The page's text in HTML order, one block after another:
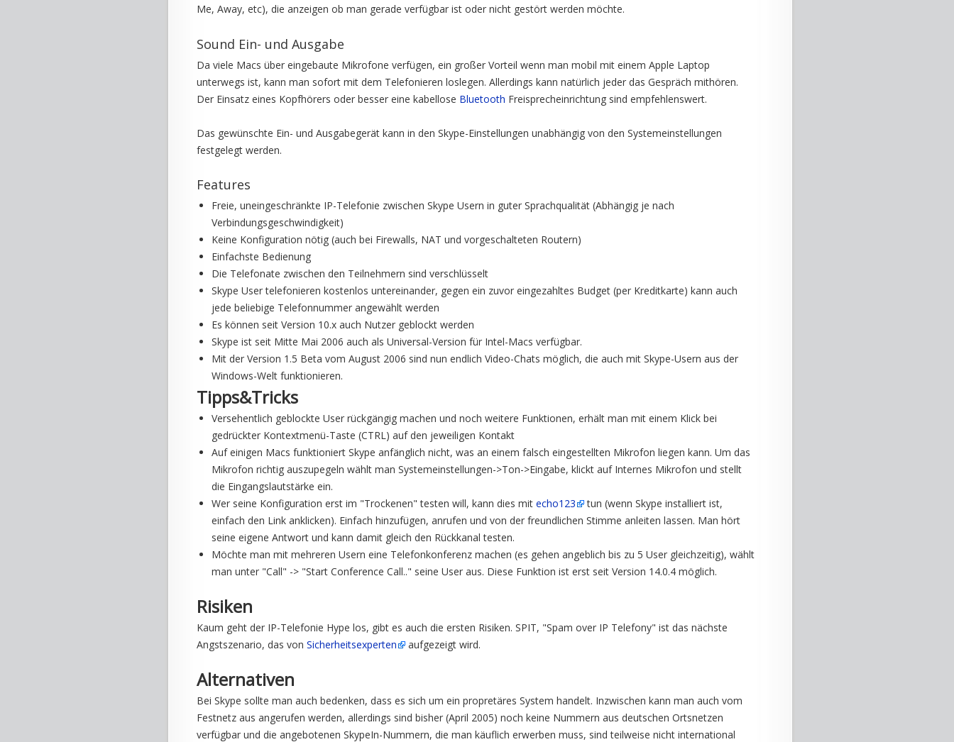
Me, Away, etc), die anzeigen ob man gerade verfügbar ist oder nicht gestört werden möchte.
Sound Ein- und Ausgabe
Da viele Macs über eingebaute Mikrofone verfügen, ein großer Vorteil wenn man mobil mit einem Apple Laptop
unterwegs ist, kann man sofort mit dem Telefonieren loslegen. Allerdings kann natürlich jeder das Gespräch mithören.
Der Einsatz eines Kopfhörers oder besser eine kabellose Bluetooth Freisprecheinrichtung sind empfehlenswert.
Das gewünschte Ein- und Ausgabegerät kann in den Skype-Einstellungen unabhängig von den Systemeinstellungen
festgelegt werden.
Features
Freie, uneingeschränkte IP-Telefonie zwischen Skype Usern in guter Sprachqualität (Abhängig je nach
Verbindungsgeschwindigkeit)
Keine Konfiguration nötig (auch bei Firewalls, NAT und vorgeschalteten Routern)
Einfachste Bedienung
Die Telefonate zwischen den Teilnehmern sind verschlüsselt
Skype User telefonieren kostenlos untereinander, gegen ein zuvor eingezahltes Budget (per Kreditkarte) kann auch
jede beliebige Telefonnummer angewählt werden
Es können seit Version 10.x auch Nutzer geblockt werden
Skype ist seit Mitte Mai 2006 auch als Universal-Version für Intel-Macs verfügbar.
Mit der Version 1.5 Beta vom August 2006 sind nun endlich Video-Chats möglich, die auch mit Skype-Usern aus der
Windows-Welt funktionieren.
Tipps&Tricks
Versehentlich geblockte User rückgängig machen und noch weitere Funktionen, erhält man mit einem Klick bei
gedrückter Kontextmenü-Taste (CTRL) auf den jeweiligen Kontakt
Auf einigen Macs funktioniert Skype anfänglich nicht, was an einem falsch eingestellten Mikrofon liegen kann. Um das
Mikrofon richtig auszupegeln wählt man Systemeinstellungen->Ton->Eingabe, klickt auf Internes Mikrofon und stellt
die Eingangslautstärke ein.
Wer seine Konfiguration erst im "Trockenen" testen will, kann dies mit echo123
tun (wenn Skype installiert ist,
einfach den Link anklicken). Einfach hinzufügen, anrufen und von der freundlichen Stimme anleiten lassen. Man hört
seine eigene Antwort und kann damit gleich den Rückkanal testen.
Möchte man mit mehreren Usern eine Telefonkonferenz machen (es gehen angeblich bis zu 5 User gleichzeitig), wählt
man unter "Call" -> "Start Conference Call.." seine User aus. Diese Funktion ist erst seit Version 14.0.4 möglich.
Risiken
Kaum geht der IP-Telefonie Hype los, gibt es auch die ersten Risiken. SPIT, "Spam over IP Telefony" ist das nächste
Angstszenario, das von Sicherheitsexperten aufgezeigt wird.
Alternativen
Bei Skype sollte man auch bedenken, dass es sich um ein propretäres System handelt. Inzwischen kann man auch vom
Festnetz aus angerufen werden, allerdings sind bisher (April 2005) noch keine Nummern aus deutschen Ortsnetzen
verfügbar und die angebotenen SkypeIn-Nummern, die man käuflich erwerben muss, sind teilweise nicht international